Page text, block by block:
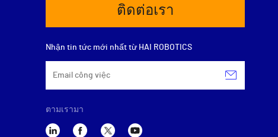
ติดต่อเรา
Nhận tin tức mới nhất từ HAI ROBOTICS
ตามเรามา